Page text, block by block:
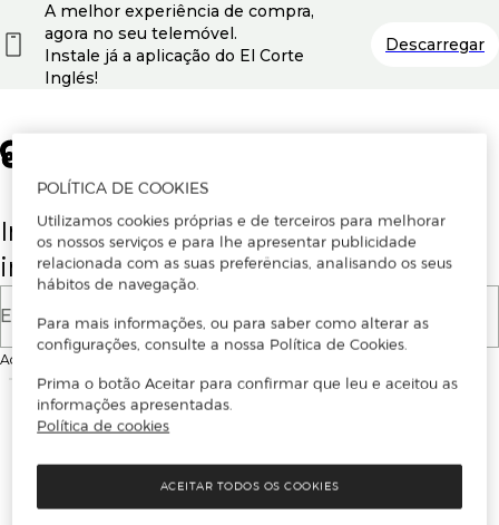
Insira o seu email para se registar ou
iniciar sessão.
E-mail
Ao continuar, aceitas as
A melhor experiência de compra,
agora no seu telemóvel.
Instale já a aplicação do El Corte
Inglés!
Descarregar
POLÍTICA DE COOKIES
Utilizamos cookies próprias e de terceiros para melhorar
os nossos serviços e para lhe apresentar publicidade
relacionada com as suas preferências, analisando os seus
hábitos de navegação.
Para mais informações, ou para saber como alterar as
configurações, consulte a nossa Política de Cookies.
Prima o botão Aceitar para confirmar que leu e aceitou as
informações apresentadas.
Política de cookies
ACEITAR TODOS OS COOKIES